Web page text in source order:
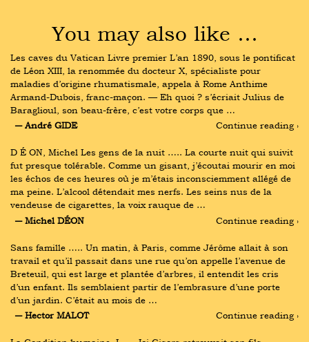
You may also like …
Les caves du Vatican Livre premier L’an 1890, sous le pontificat
de Léon XIII, la renommée du docteur X, spécialiste pour
maladies d’origine rhumatismale, appela à Rome Anthime
Armand-Dubois, franc-maçon. — Eh quoi ? s’écriait Julius de
Baraglioul, son beau-frère, c’est votre corps que …
― André GIDE
Continue reading ›
D É ON, Michel Les gens de la nuit ….. La courte nuit qui suivit
fut presque tolérable. Comme un gisant, j’écoutai mourir en moi
les échos de ces heures où je m’étais inconsciemment allégé de
ma peine. L’alcool détendait mes nerfs. Les seins nus de la
vendeuse de cigarettes, la voix rauque de …
― Michel DÉON
Continue reading ›
Sans famille ….. Un matin, à Paris, comme Jérôme allait à son
travail et qu’il passait dans une rue qu’on appelle l’avenue de
Breteuil, qui est large et plantée d’arbres, il entendit les cris
d’un enfant. Ils semblaient partir de l’embrasure d’une porte
d’un jardin. C’était au mois de …
― Hector MALOT
Continue reading ›